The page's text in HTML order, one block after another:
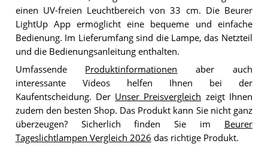
einen UV-freien Leuchtbereich von 33 cm. Die Beurer
LightUp App ermöglicht eine bequeme und einfache
Bedienung. Im Lieferumfang sind die Lampe, das Netzteil
und die Bedienungsanleitung enthalten.
Umfassende Produktinformationen aber auch
interessante Videos helfen Ihnen bei der
Kaufentscheidung. Der Unser Preisvergleich zeigt Ihnen
zudem den besten Shop. Das Produkt kann Sie nicht ganz
überzeugen? Sicherlich finden Sie im Beurer
Tageslichtlampen Vergleich 2026 das richtige Produkt.